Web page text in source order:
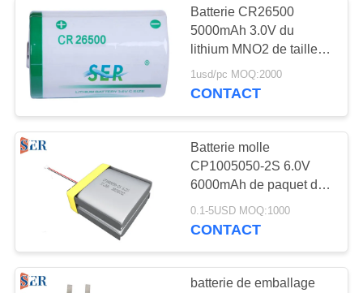
Batterie CR26500
5000mAh 3.0V du
lithium MNO2 de taille
de C pour le mètre d'eau
intelligent d'IC
1usd/pc MOQ:2000
CONTACT
Batterie molle
CP1005050-2S 6.0V
6000mAh de paquet de
manganèse de lithium
de CP505050-2S
0.1-5USD MOQ:1000
CONTACT
batterie de emballage